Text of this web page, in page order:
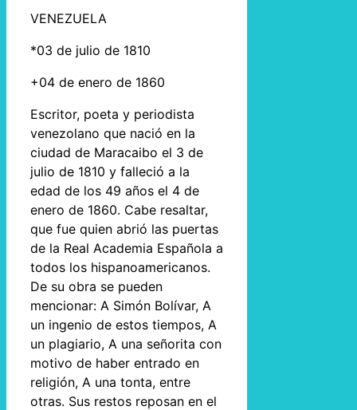
VENEZUELA
*03 de julio de 1810
+04 de enero de 1860
Escritor, poeta y periodista
venezolano que nació en la
ciudad de Maracaibo el 3 de
julio de 1810 y falleció a la
edad de los 49 años el 4 de
enero de 1860. Cabe resaltar,
que fue quien abrió las puertas
de la Real Academia Española a
todos los hispanoamericanos.
De su obra se pueden
mencionar: A Simón Bolívar, A
un ingenio de estos tiempos, A
un plagiario, A una señorita con
motivo de haber entrado en
religión, A una tonta, entre
otras. Sus restos reposan en el